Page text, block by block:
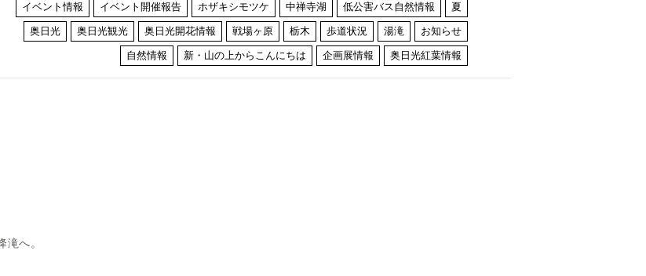
イベント情報 イベント開催報告 ホザキシモツケ 中禅寺湖 低公害バス自然情報 夏
奥日光 奥日光観光 奥日光開花情報 戦場ヶ原 栃木 歩道状況 湯滝 お知らせ
自然情報 新・山の上からこんにちは 企画展情報 奥日光紅葉情報
へ。